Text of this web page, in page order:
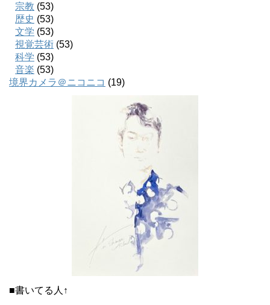
宗教 (53)
歴史 (53)
文学 (53)
視覚芸術 (53)
科学 (53)
音楽 (53)
境界カメラ＠ニコニコ (19)
■書いてる人↑